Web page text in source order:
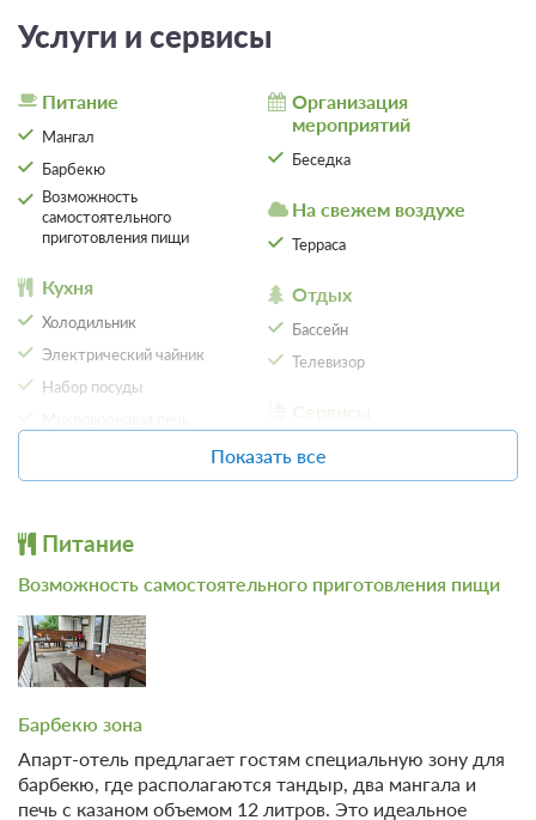
8 000
Еще 5 тарифов
24 фото
Апартамент двухкомнатный
40м2
Одна двуспальная кровать
Одна диван-кровать
Ванная комната в номере
2 гостя
Моментальное подтверждение
В стоимость входит:
Услуги и сервисы
Питание
Мангал
Барбекю
Возможность
самостоятельного
приготовления пищи
Кухня
Холодильник
Электрический чайник
Набор посуды
Организация
мероприятий
Беседка
На свежем воздухе
Терраса
Отдых
Бассейн
Телевизор
Сервисы
Показать все
Питание
Возможность самостоятельного приготовления пищи
Барбекю зона
Апарт-отель предлагает гостям специальную зону для
барбекю, где располагаются тандыр, два мангала и
печь с казаном объемом 12 литров. Это идеальное